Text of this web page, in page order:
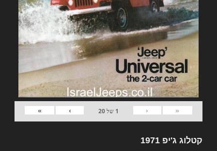
«
‹
1 של20
›
»
קטלוג ג'יפ 1971